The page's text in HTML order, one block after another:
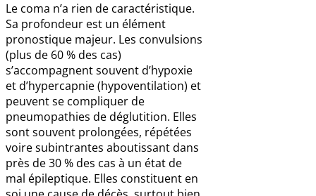
Le coma n’a rien de caractéristique.
Sa profondeur est un élément
pronostique majeur. Les convulsions
(plus de 60 % des cas)
s’accompagnent souvent d’hypoxie
et d’hypercapnie (hypoventilation) et
peuvent se compliquer de
pneumopathies de déglutition. Elles
sont souvent prolongées, répétées
voire subintrantes aboutissant dans
près de 30 % des cas à un état de
mal épileptique. Elles constituent en